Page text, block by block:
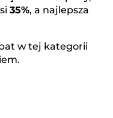
35%, a najlepsza
w tej kategorii